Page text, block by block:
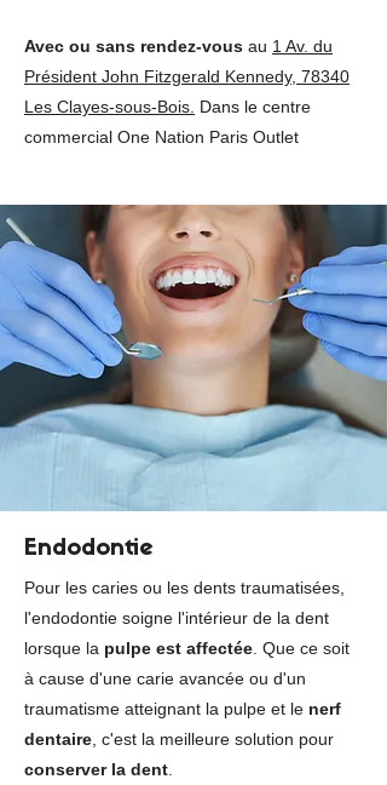
Avec ou sans rendez-vous au 1 Av. du
Président John Fitzgerald Kennedy, 78340
Les Clayes-sous-Bois. Dans le centre
commercial One Nation Paris Outlet
Endodontie
Pour les caries ou les dents traumatisées,
l'endodontie soigne l'intérieur de la dent
lorsque la pulpe est affectée . Que ce soit
à cause d'une carie avancée ou d'un
traumatisme atteignant la pulpe et le nerf
dentaire , c'est la meilleure solution pour
conserver la dent